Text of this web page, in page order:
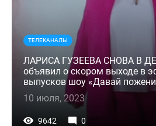
ТЕЛЕКАНАЛЫ
ЛАРИСА ГУЗЕЕВА СНОВА В
объявил о скором выходе в
выпусков шоу «Давай
10 июля, 2023
9642 0